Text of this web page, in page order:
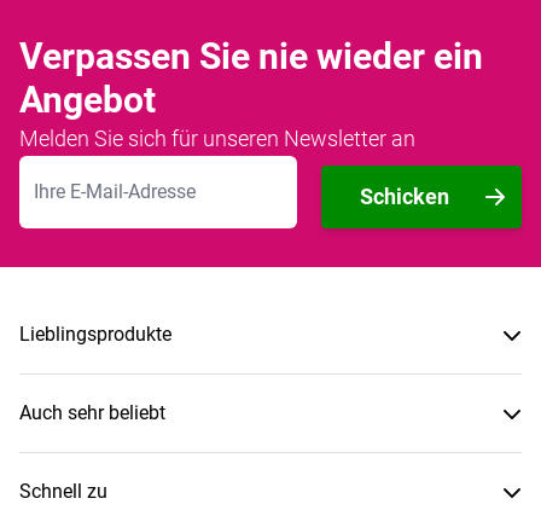
Verpassen Sie nie wieder ein
Angebot
Melden Sie sich für unseren Newsletter an
E-Mailadresse
Schicken
Lieblingsprodukte
Auch sehr beliebt
Schnell zu